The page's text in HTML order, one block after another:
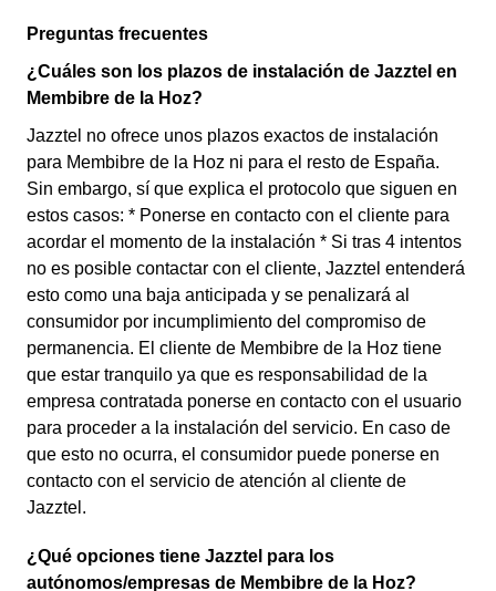
Preguntas frecuentes
¿Cuáles son los plazos de instalación de Jazztel en
Membibre de la Hoz?
Jazztel no ofrece unos plazos exactos de instalación
para Membibre de la Hoz ni para el resto de España.
Sin embargo, sí que explica el protocolo que siguen en
estos casos: * Ponerse en contacto con el cliente para
acordar el momento de la instalación * Si tras 4 intentos
no es posible contactar con el cliente, Jazztel entenderá
esto como una baja anticipada y se penalizará al
consumidor por incumplimiento del compromiso de
permanencia. El cliente de Membibre de la Hoz tiene
que estar tranquilo ya que es responsabilidad de la
empresa contratada ponerse en contacto con el usuario
para proceder a la instalación del servicio. En caso de
que esto no ocurra, el consumidor puede ponerse en
contacto con el servicio de atención al cliente de
Jazztel.
¿Qué opciones tiene Jazztel para los
autónomos/empresas de Membibre de la Hoz?